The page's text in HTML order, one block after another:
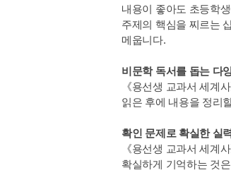
내용이 좋아도 초등학
주제의 핵심을 찌르는
메웁니다.
비문학 독서를 돕는 다
《용선생 교과서 세계
읽은 후에 내용을 정리
확인 문제로 확실한 실
《용선생 교과서 세계
확실하게 기억하는 것